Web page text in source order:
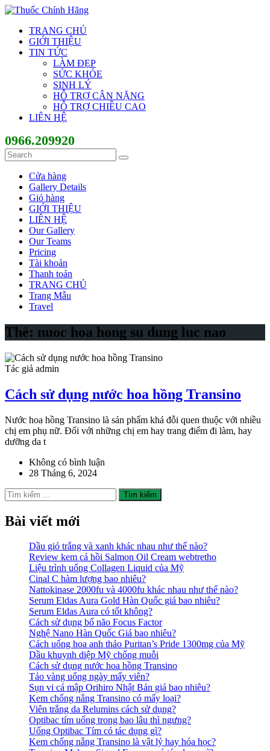
TRANG CHỦ
GIỚI THIỆU
TIN TỨC
LÀM ĐẸP
SỨC KHỎE
SINH LÝ
HỖ TRỢ CÂN NẶNG
HỖ TRỢ CHIỀU CAO
LIÊN HỆ
0966.209920
Cửa hàng
Gallery Details
Giỏ hàng
GIỚI THIỆU
LIÊN HỆ
Our Gallery
Our Teams
Pricing
Tài khoản
Thanh toán
TRANG CHỦ
Trang Mẫu
Travel
Thẻ: nuoc hoa hong su dung luc nao
Tác giả admin
Cách sử dụng nước hoa hồng Transino
Nước hoa hồng Transino là sản phẩm khá đỗi quen thuộc với nhiều
chị em phụ nữ. Đối với những chị em hay trang điểm đi làm, hay
dưỡng da t
Không có bình luận
28 Tháng 6, 2024
Tìm
kiếm
cho:
Bài viết mới
Dầu gió trắng và xanh khác nhau như thế nào?
Review kem cá hồi Salmon Oil Cream webtretho
Liệu trình uống Collagen Liquid của Mỹ
Cinal C hàm lượng bao nhiêu?
Nattokinase 2000fu và 4000fu khác nhau như thế nào?
Serum Eldas Aura Gold Hàn Quốc giá bao nhiêu?
Serum Eldas Aura có tốt không?
Cách sử dụng bổ não Focus Factor
Nghệ Nano Hàn Quốc Giá bao nhiêu?
Cách uống hoa anh thảo Puritan’s Pride 1300mg của Mỹ
Dầu khuynh diệp Mỹ chống muỗi
Cách sử dụng nước hoa hồng Transino
Tảo vàng uống ngày mấy viên?
Sụn vi cá mập Orihiro Nhật Bản giá bao nhiêu?
Kem chống nắng Transino có mấy loại?
Viên trắng da Relumins cách sử dụng?
Optibac tím uống trong bao lâu thì ngưng?
Uống Optibac Tím có tác dụng gì?
Kem chống nắng Transino là vật lý hay hóa học?